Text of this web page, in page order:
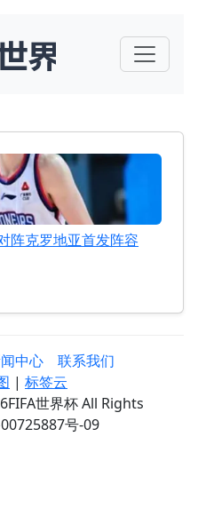
阵克罗地亚首发阵容
中心
联系我们
| 标签云
世界杯 All Rights
号-09